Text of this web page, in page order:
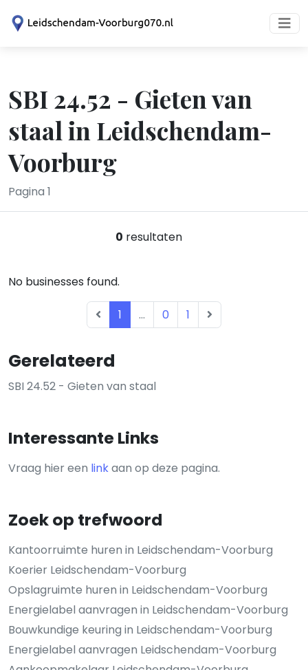
SBI 24.52 - Gieten van
staal in Leidschendam-
Voorburg
Pagina 1
Gerelateerd
SBI 24.52 - Gieten van staal
Interessante Links
Vraag hier een linkaan op deze pagina.
Zoek op trefwoord
Kantoorruimte huren in Leidschendam-Voorburg
Koerier Leidschendam-Voorburg
Opslagruimte huren in Leidschendam-Voorburg
Energielabel aanvragen in Leidschendam-Voorburg
Bouwkundige keuring in Leidschendam-Voorburg
Energielabel aanvragen Leidschendam-Voorburg
0 resultaten
No businesses found.
1 ... 0 1